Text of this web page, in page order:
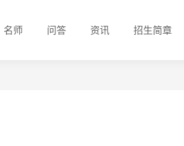
名师 问答 资讯 招生简章